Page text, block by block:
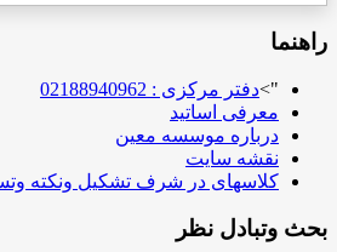
راهنما
">دفتر مرکزی : 02188940962
معرفی اساتید
درباره موسسه معین
نقشه سایت
کلاسهای در شرف تشکیل ونکته
بحث وتبادل نظر